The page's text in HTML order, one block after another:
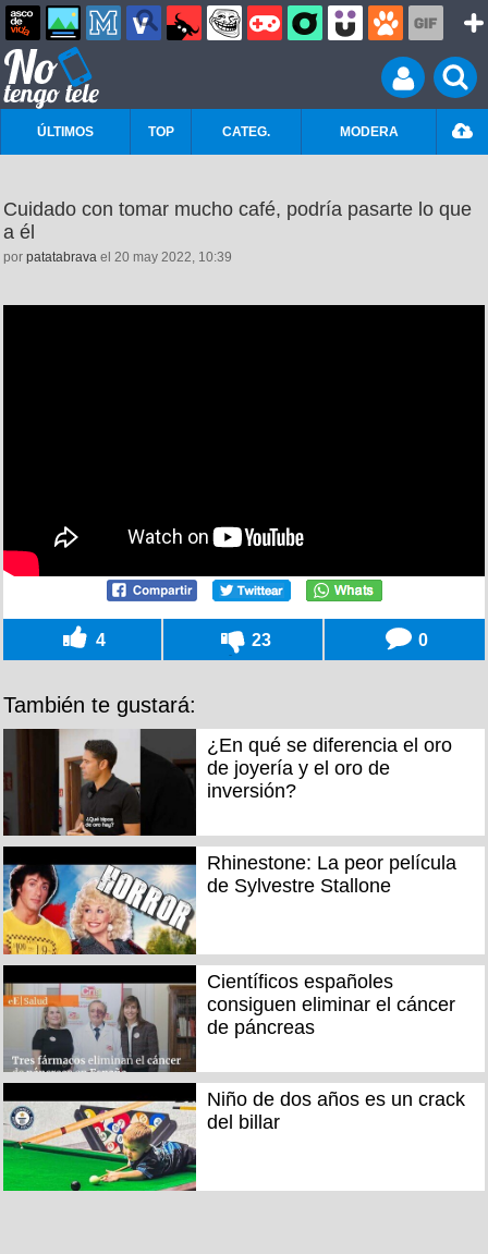
ÚLTIMOS TOP CATEG. MODERA
Cuidado con tomar mucho café, podría pasarte lo que
a él
por patatabrava el 20 may 2022, 10:39
4 23 0
También te gustará:
¿En qué se diferencia el oro
de joyería y el oro de
inversión?
Rhinestone: La peor película
de Sylvestre Stallone
Científicos españoles
consiguen eliminar el cáncer
de páncreas
Niño de dos años es un crack
del billar